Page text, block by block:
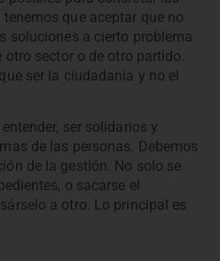
que aceptar que no
soluciones a cierto problema
sector o de otro partido.
ser la ciudadanía y no el
ser solidarios y
de las personas. Debemos
de la gestión. No solo se
o sacarse el
a otro. Lo principal es